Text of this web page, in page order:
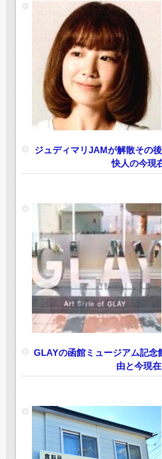
ジュディマリJAMが解散その
快人の今現
GLAYの函館ミュージアム記念
由と今現在